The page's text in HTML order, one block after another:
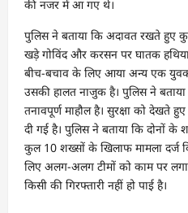
की नजर में आ गए थे।
पुलिस ने बताया कि अदावत रखते हुए
खड़े गोविंद और करसन पर घातक
बीच-बचाव के लिए आया अन्य एक
उसकी हालत नाजुक है। पुलिस ने
तनावपूर्ण माहौल है। सुरक्षा को देखते
दी गई है। पुलिस ने बताया कि दोनों के
कुल 10 शख्सों के खिलाफ मामला दर्ज
लिए अलग-अलग टीमों को काम पर
किसी की गिरफ्तारी नहीं हो पाई है।